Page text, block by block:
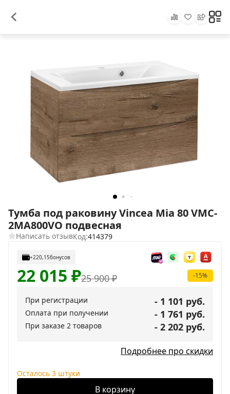
Тумба под раковину Vincea Mia 80 VMC-
2MA800VO подвесная
Написать отзывКод:414379
+220,15бонусов
25 900₽
22 015 ₽ -15%
При регистрации - 1 101 руб.
Оплата при получении - 1 761 руб.
При заказе 2 товаров - 2 202 руб.
Подробнее про скидки
Осталось 3 штуки
В корзину